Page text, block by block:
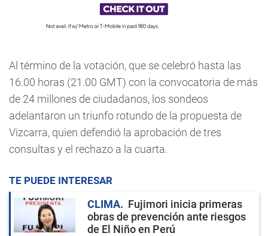
Al término de la votación, que se celebró hasta las
16.00 horas (21.00 GMT) con la convocatoria de más
de 24 millones de ciudadanos, los sondeos
adelantaron un triunfo rotundo de la propuesta de
Vizcarra, quien defendió la aprobación de tres
consultas y el rechazo a la cuarta.
TE PUEDE INTERESAR
CLIMA
Fujimori inicia primeras
obras de prevención ante riesgos
de El Niño en Perú